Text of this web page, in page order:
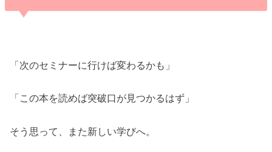
「次のセミナーに行けば変わるかも」
「この本を読めば突破口が見つかるはず」
そう思って、また新しい学びへ。